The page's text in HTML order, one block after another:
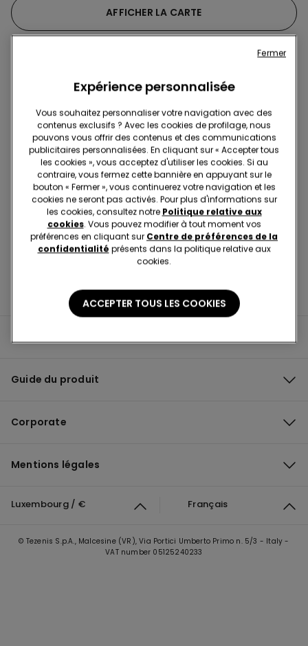
AFFICHER LA CARTE
Abonnez-vous à la newsletter : -10% sur votre
prochain achat
Trouver Une Boutique
Guide du produit
Corporate
Mentions légales
Luxembourg / € Français
© Tezenis S.p.A., Malcesine (VR), Via Portici Umberto Primo n. 5/3 - Italy -
VAT number 05125240233
Expérience personnalisée
Vous souhaitez personnaliser votre navigation avec des
contenus exclusifs ? Avec les cookies de profilage, nous
pouvons vous offrir des contenus et des communications
publicitaires personnalisées. En cliquant sur « Accepter tous
les cookies », vous acceptez d'utiliser les cookies. Si au
contraire, vous fermez cette bannière en appuyant sur le
bouton « Fermer », vous continuerez votre navigation et les
cookies ne seront pas activés. Pour plus d'informations sur
les cookies, consultez notre Politique relative aux
cookies. Vous pouvez modifier à tout moment vos
préférences en cliquant sur Centre de préférences de la
confidentialité présents dans la politique relative aux
cookies.
ACCEPTER TOUS LES COOKIES
Fermer